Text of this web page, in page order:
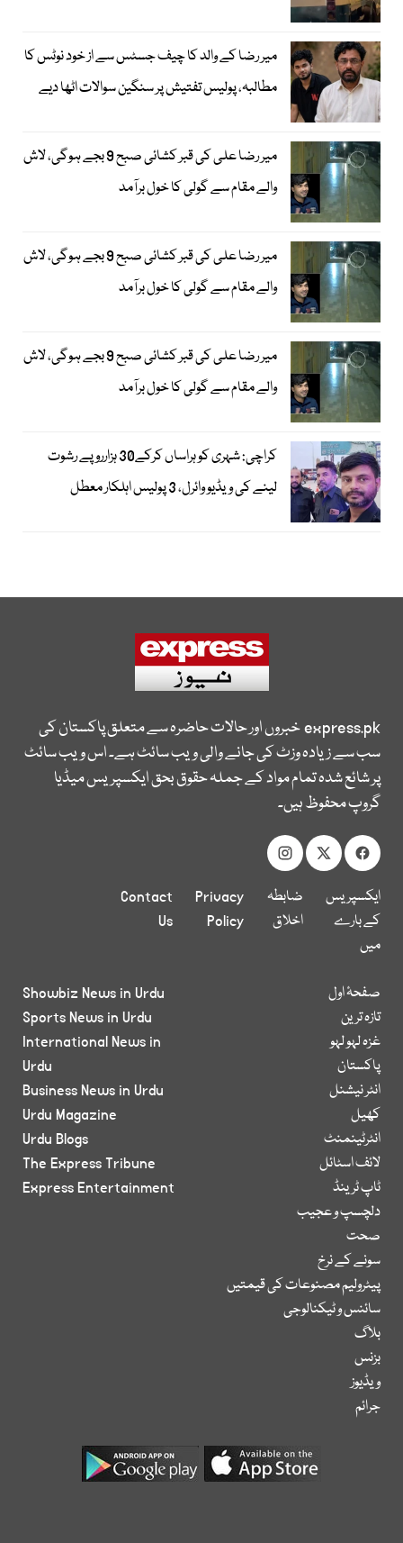
میر رضا کے والد کا چیف جسٹس سے از خود نوٹس کا
مطالبہ، پولیس تفتیش پر سنگین سوالات اٹھا دیے
میر رضا علی کی قبر کشائی صبح 9 بجے ہوگی، لاش
والے مقام سے گولی کا خول برآمد
میر رضا علی کی قبر کشائی صبح 9 بجے ہوگی، لاش
والے مقام سے گولی کا خول برآمد
میر رضا علی کی قبر کشائی صبح 9 بجے ہوگی، لاش
والے مقام سے گولی کا خول برآمد
کراچی: شہری کو ہراساں کرکے30 ہزارروپے رشوت
لینے کی ویڈیو وائرل، 3 پولیس اہلکار معطل
express.pkخبروں اور حالات حاضرہ سے متعلق پاکستان کی
سب سے زیادہ وزٹ کی جانے والی ویب سائٹ ہے۔ اس ویب سائٹ
پر شائع شدہ تمام مواد کے جملہ حقوق بحق ایکسپریس میڈیا
گروپ محفوظ ہیں۔
ایکسپریس
کے بارے
میں
ضابطہ
اخلاق
Privacy
Policy
Contact
Us
صفحۂ اول
تازہ ترین
غزہ لہو لہو
پاکستان
انٹر نیشنل
کھیل
انٹرٹینمنٹ
لائف اسٹائل
ٹاپ ٹرینڈ
دلچسپ و عجیب
صحت
سونے کے نرخ
پیٹرولیم مصنوعات کی قیمتیں
سائنس و ٹیکنالوجی
بلاگ
بزنس
ویڈیوز
جرائم
Showbiz News in Urdu
Sports News in Urdu
International News in
Urdu
Business News in Urdu
Urdu Magazine
Urdu Blogs
The Express Tribune
Express Entertainment